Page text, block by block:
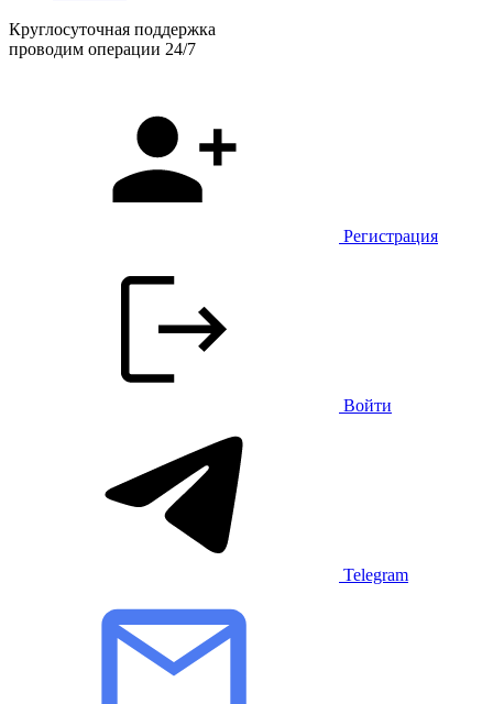
Круглосуточная поддержка
проводим операции 24/7
Регистрация
Войти
Telegram